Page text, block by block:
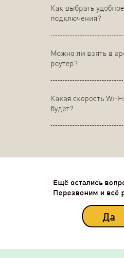
Как выбрать
подключения?
Можно ли взять в
роутер?
Какая скорость Wi-
будет?
Ещё остались
Перезвоним и всё
Да